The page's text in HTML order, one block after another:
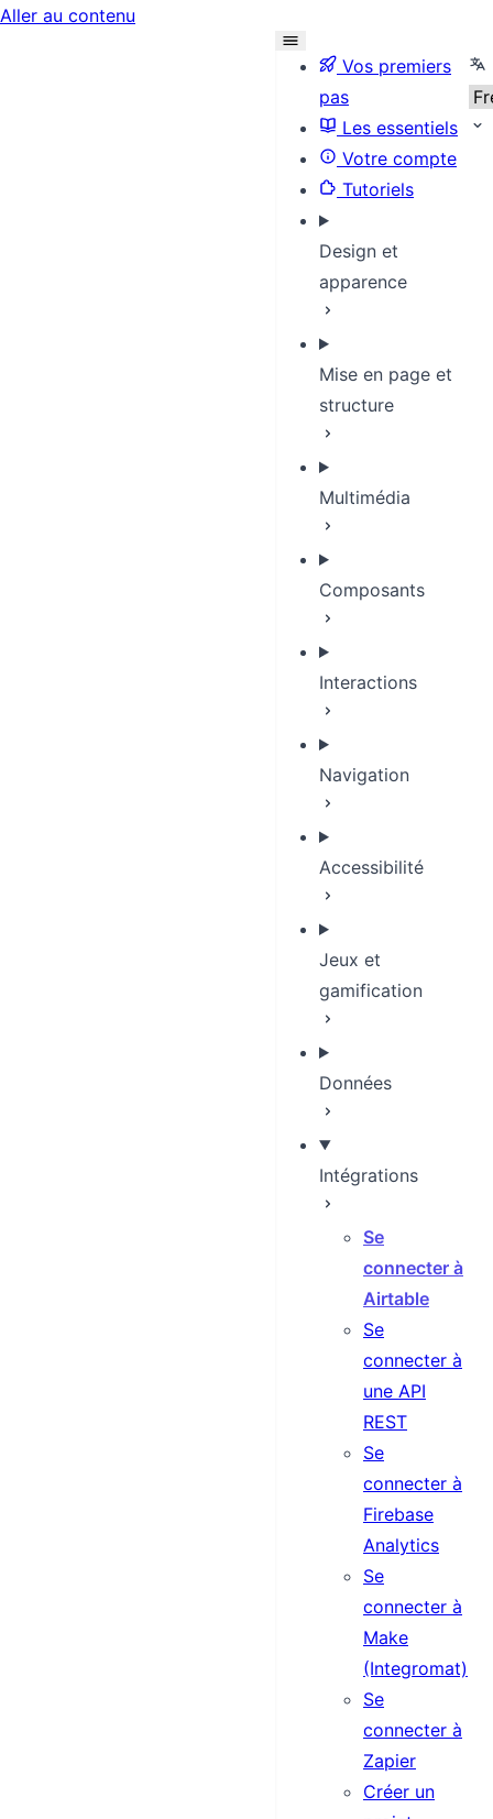
Aller au contenu
Vos premiers
pas
Les essentiels
Votre compte
Tutoriels
Design et
apparence
Mise en page et
structure
Multimédia
Composants
Interactions
Navigation
Accessibilité
Jeux et
gamification
Données
Intégrations
Se
connecter à
Airtable
Se
connecter à
une API
REST
Se
connecter à
Firebase
Analytics
Se
connecter à
Make
(Integromat)
Se
connecter à
Zapier
Créer un